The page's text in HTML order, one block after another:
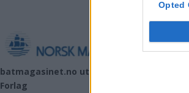
Opted
batmagasinet.no utgis av
Forlag